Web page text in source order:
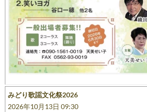
みどり歌謡文化祭2026
2026年10月13日 09:30